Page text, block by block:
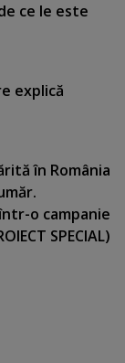
ce le este
explică
în România
o campanie
SPECIAL)